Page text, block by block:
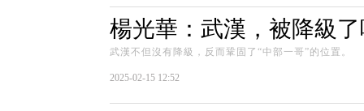
楊光華：武漢，被降級
武漢不但沒有降級，反而鞏固了“中部一哥”的位置。
2025-02-15 12:52